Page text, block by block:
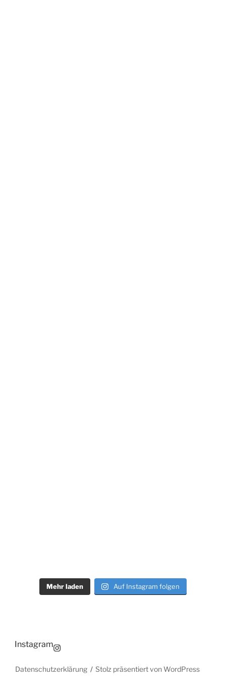
Mehr laden Auf Instagram folgen
Instagram
Datenschutzerklärung Stolz präsentiert von WordPress